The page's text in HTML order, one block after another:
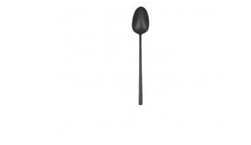
BUY